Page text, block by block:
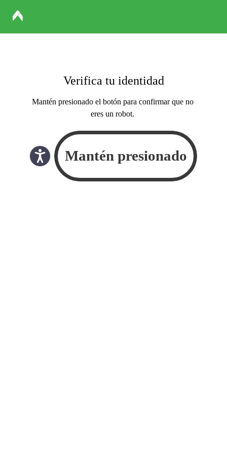
Verifica tu identidad
Mantén presionado el botón para confirmar que no
eres un robot.